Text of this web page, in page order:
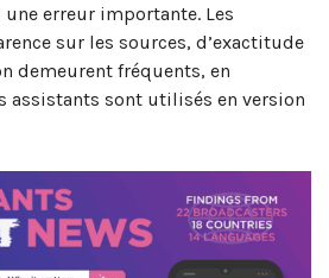
erreur importante. Les
sur les sources, d’exactitude
demeurent fréquents, en
assistants sont utilisés en version